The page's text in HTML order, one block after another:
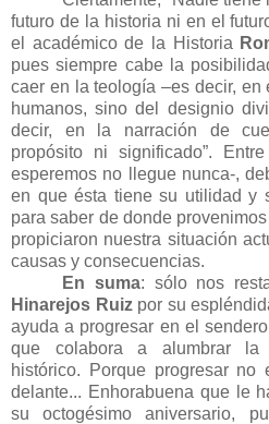
futuro de la historia ni en el
el académico de la Historia
pues siempre cabe la
caer en la teología –es decir,
humanos, sino del designio
decir, en la narración de
propósito ni significado”.
esperemos no llegue nunca-,
en que ésta tiene su utilidad y
para saber de donde
propiciaron nuestra situación
causas y consecuencias.
En suma: sólo nos
Hinarejos Ruizpor su
ayuda a progresar en el
que colabora a alumbrar la
histórico. Porque progresar
delante... Enhorabuena que le
su octogésimo aniversario,